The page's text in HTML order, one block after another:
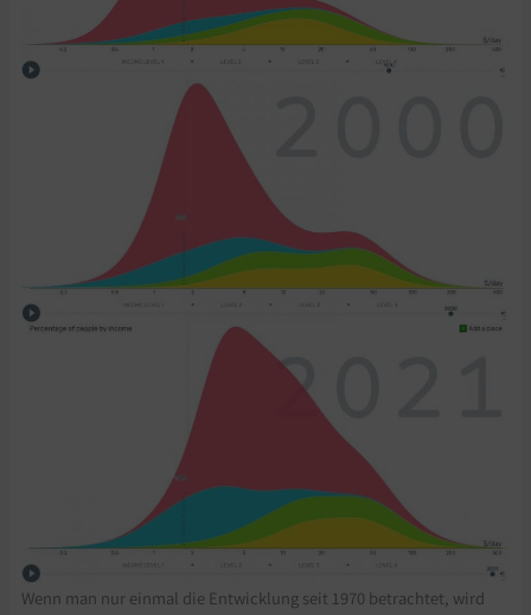
Wenn man nur einmal die Entwicklung seit 1970 betrachtet, wird